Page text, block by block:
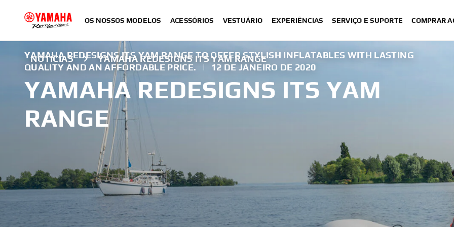
OS NOSSOS MODELOS ACESSÓRIOS VESTUÁRIO EXPERIÊNCIAS SERVIÇO E SUPORTE COMPRAR
NOTÍCIAS YAMAHA REDESIGNS ITS YAM RANGE
YAMAHA REDESIGNS ITS YAM RANGE TO OFFER STYLISH INFLATABLES WITH LASTING
QUALITY AND AN AFFORDABLE PRICE.
| 12 DE JANEIRO DE 2020
YAMAHA REDESIGNS ITS YAM
RANGE